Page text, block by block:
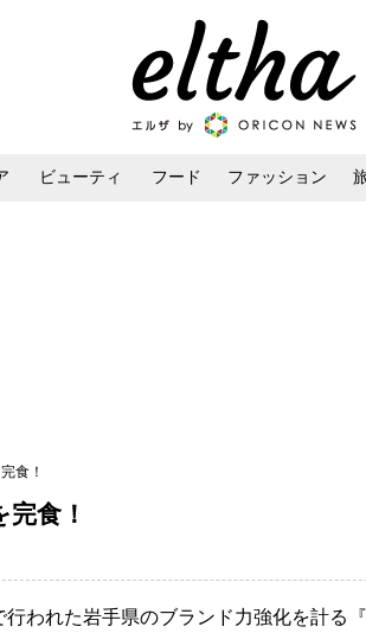
ビューティ フード ファッション
食！
食！
われた岩手県のブランド力強化を計る